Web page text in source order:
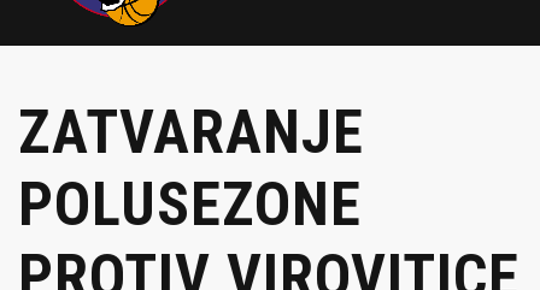
ZATVARANJE
POLUSEZONE